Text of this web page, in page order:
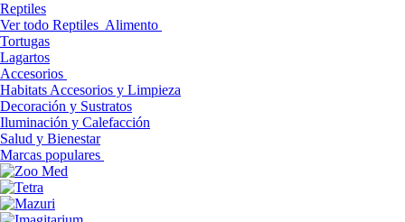
Reptiles
Ver todo Reptiles Alimento
Tortugas
Lagartos
Accesorios
Habitats Accesorios y Limpieza
Decoración y Sustratos
Iluminación y Calefacción
Salud y Bienestar
Marcas populares